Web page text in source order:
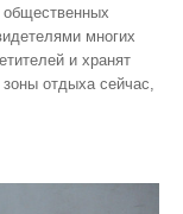
общественных
многих
и хранят
отдыха сейчас,